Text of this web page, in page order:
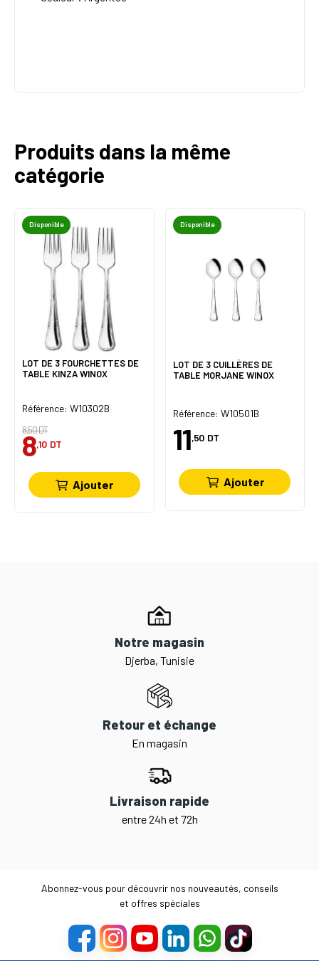
Produits dans la même
catégorie
Disponible
LOT DE 3 FOURCHETTES DE
TABLE KINZA WINOX
Référence: W10302B
8,50 DT
8,10 DT
Ajouter
Disponible
LOT DE 3 CUILLÈRES DE
TABLE MORJANE WINOX
Référence: W10501B
11,50 DT
Ajouter
Notre magasin
Djerba, Tunisie
Retour et échange
En magasin
Livraison rapide
entre 24h et 72h
Abonnez-vous pour découvrir nos nouveautés, conseils
et offres spéciales